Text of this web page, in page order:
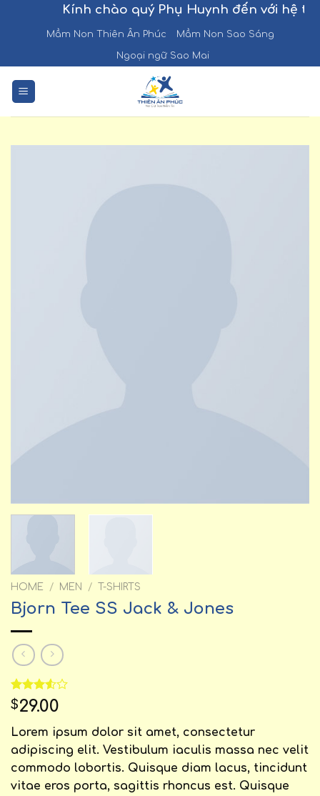
Kính chào quý Phụ Huynh đến với hệ
Mầm Non Thiên Ân Phúc Mầm Non Sao Sáng
Ngoại ngữ Sao Mai
HOME / MEN / T-SHIRTS
Bjorn Tee SS Jack & Jones
Rated
3.50 out
based
on
2
customer
ratings
$29.00
Lorem ipsum dolor sit amet, consectetur
adipiscing elit. Vestibulum iaculis massa nec velit
commodo lobortis. Quisque diam lacus, tincidunt
vitae eros porta, sagittis rhoncus est. Quisque